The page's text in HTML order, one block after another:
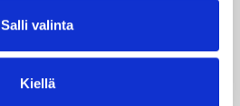
Salli valinta
Kiellä